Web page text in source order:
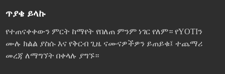
ጥያቄ ይላኩ
የተጠናቀቀውን ምርት ከማየት የበለጠ ምንም ነገር የለም። የYOTIን
ሙሉ ክልል ያስሱ እና የቅርብ ጊዜ ናሙናዎችዎን ይጠይቁ፤ ተጨማሪ
መረጃ ለማግኘት በቀላሉ ያግኙ።